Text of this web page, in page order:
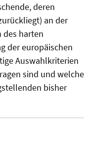
deren
an der
des harten
der europäischen
Auswahlkriterien
sind und welche
bisher